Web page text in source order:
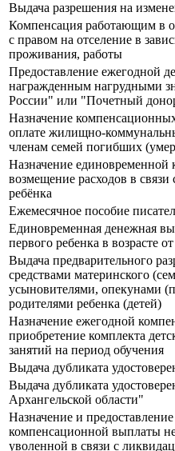
Выдача разрешения на
Компенсация работающим в
с правом на отселение в
проживания, работы
Предоставление ежегодной
награжденным нагрудными
России" или "Почетный
Назначение
оплате жилищно-
членам семей погибших
Назначение
возмещение расходов в
ребёнка
Ежемесячное пособие
Единовременная денежная
первого ребенка в возрасте
Выдача предварительного
средствами материнского
усыновителями, опекунами
родителями ребенка (детей)
Назначение ежегодной
приобретение комплекта
занятий на период обучения
Выдача дубликата
Выдача дубликата
Архангельской области"
Назначение и
компенсационной выплаты
уволенной в связи с